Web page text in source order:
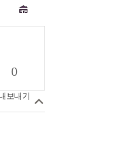
0
보내기